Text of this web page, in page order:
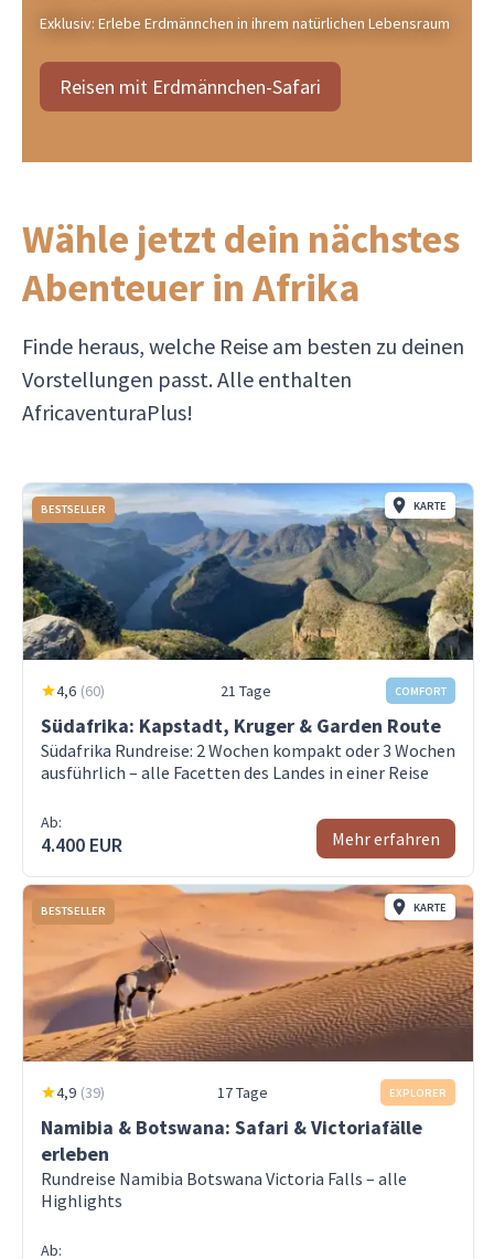
Exklusiv: Erlebe Erdmännchen in ihrem natürlichen Lebensraum
Reisen mit Erdmännchen-Safari
Wähle jetzt dein nächstes
Abenteuer in Afrika
Finde heraus, welche Reise am besten zu deinen
Vorstellungen passt. Alle enthalten
AfricaventuraPlus!
BESTSELLER KARTE
4,6 (60) 21 Tage COMFORT
Südafrika: Kapstadt, Kruger & Garden Route
Südafrika Rundreise: 2 Wochen kompakt oder 3 Wochen
ausführlich – alle Facetten des Landes in einer Reise
Ab:
4.400 EUR Mehr erfahren
BESTSELLER KARTE
4,9 (39) 17 Tage EXPLORER
Namibia & Botswana: Safari & Victoriafälle
erleben
Rundreise Namibia Botswana Victoria Falls – alle
Highlights
Ab: